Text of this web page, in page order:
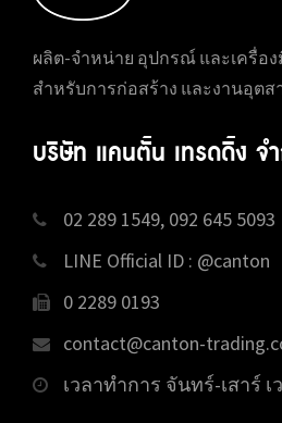
ผลิต-จำหน่าย อุปกรณ์ และเครื่อ
สำหรับการก่อสร้าง และงานอุตส
บริษัท แคนตั้น เทรดดิ้ง จ
02 289 1549, 092 645 5093
LINE Official ID : @canton
0 2289 0193
contact@canton-
เวลาทำการ จันทร์-เสาร์ เ